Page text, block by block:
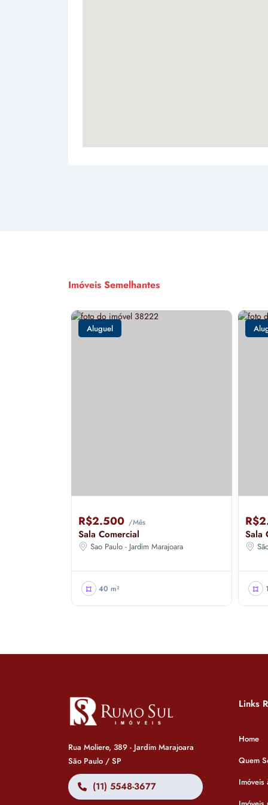
Imóveis Semelhantes
Aluguel
R$2.500 /Mês
Sala Comercial
Sao Paulo - Jardim Marajoara
40 m²
Sala
Rua Moliere, 389 - Jardim Marajoara
São Paulo / SP
(11) 5548-3677
Links
Home
Quem
Imóveis